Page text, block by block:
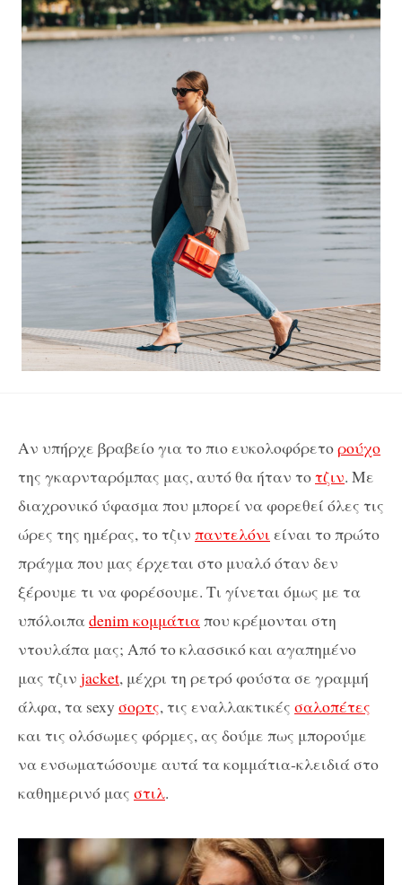
Αν υπήρχε βραβείο για το πιο ευκολοφόρετορούχο
της γκαρνταρόμπας μας, αυτό θα ήταν τοτζιν. Με
διαχρονικό ύφασμα που μπορεί να φορεθεί όλες τις
ώρες της ημέρας, το τζιν παντελόνι είναι το πρώτο
πράγμα που μας έρχεται στο μυαλό όταν δεν
ξέρουμε τι να φορέσουμε. Τι γίνεται όμως με τα
υπόλοιπαdenim κομμάτιαπου κρέμονται στη
ντουλάπα μας; Από το κλασσικό και αγαπημένο
μας τζιν jacket, μέχρι τη ρετρό φούστα σε γραμμή
άλφα, τα sexy σορτς, τις εναλλακτικές σαλοπέτες
και τις ολόσωμες φόρμες, ας δούμε πως μπορούμε
να ενσωματώσουμε αυτά τα κομμάτια-κλειδιά στο
καθημερινό μας στιλ.